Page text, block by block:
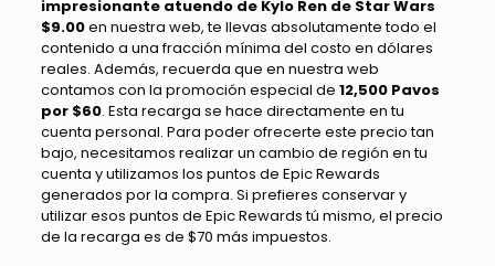
impresionante atuendo de Kylo Ren de Star Wars
$9.00en nuestra web, te llevas absolutamente todo el
contenido a una fracción mínima del costo en dólares
reales. Además, recuerda que en nuestra web
contamos con la promoción especial de 12,500 Pavos
por $60. Esta recarga se hace directamente en tu
cuenta personal. Para poder ofrecerte este precio tan
bajo, necesitamos realizar un cambio de región en tu
cuenta y utilizamos los puntos de Epic Rewards
generados por la compra. Si prefieres conservar y
utilizar esos puntos de Epic Rewards tú mismo, el precio
de la recarga es de $70 más impuestos.